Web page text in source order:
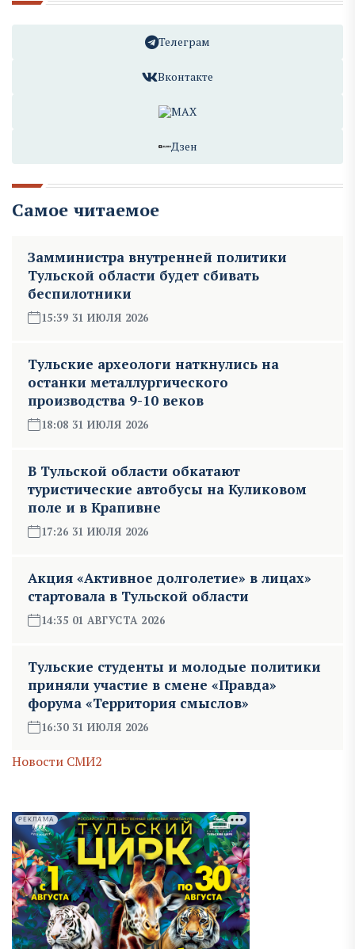
Телеграм
Вконтакте
MAX
Дзен
Самое читаемое
Замминистра внутренней политики
Тульской области будет сбивать
беспилотники
15:39 31 ИЮЛЯ 2026
Тульские археологи наткнулись на
останки металлургического
производства 9-10 веков
18:08 31 ИЮЛЯ 2026
В Тульской области обкатают
туристические автобусы на Куликовом
поле и в Крапивне
17:26 31 ИЮЛЯ 2026
Акция «Активное долголетие» в лицах»
стартовала в Тульской области
14:35 01 АВГУСТА 2026
Тульские студенты и молодые политики
приняли участие в смене «Правда»
форума «Территория смыслов»
16:30 31 ИЮЛЯ 2026
Новости СМИ2
РЕКЛАМА